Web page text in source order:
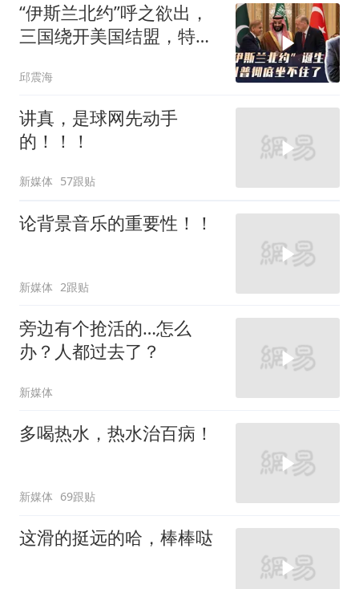
“伊斯兰北约”呼之欲出，
三国绕开美国结盟，特朗
邱震海
讲真，是球网先动手
的！！！
新媒体 57跟贴
论背景音乐的重要性！！
新媒体 2跟贴
旁边有个抢活的…怎么
办？人都过去了？
新媒体
多喝热水，热水治百病！
新媒体 69跟贴
这滑的挺远的哈，棒棒哒